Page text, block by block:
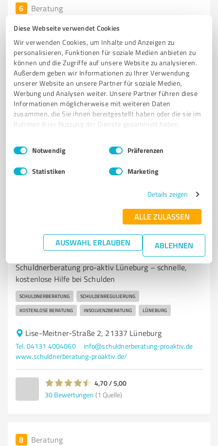
Diese Webseite verwendet Cookies
Wir verwenden Cookies, um Inhalte und Anzeigen zu
personalisieren, Funktionen für soziale Medien anbieten zu
können und die Zugriffe auf unsere Website zu analysieren.
Außerdem geben wir Informationen zu Ihrer Verwendung
unserer Website an unsere Partner für soziale Medien,
Werbung und Analysen weiter. Unsere Partner führen diese
Informationen möglicherweise mit weiteren Daten
zusammen, die Sie ihnen bereitgestellt haben oder die sie im
Rahmen Ihrer Nutzung der Dienste gesammelt haben.
Impressum Datenschutzbestimmungen
Einwilligungsauswahl
Notwendig Präferenzen
Statistiken Marketing
Details zeigen
ALLE ZULASSEN
AUSWAHL ERLAUBEN ABLEHNEN
6 Beratung
Beratung und Supervision für persönliche und
berufliche Entwicklung in Lüneburg
BERATUNG SUPERVISION COACHING MEDIATION
PAARBERATUNG WEITERBILDUNG TRANSAKTIONSANALYSE
KONFLIKTMANAGEMENT PERSÖNLICHE ENTWICKLUNG
BERUFLICHE ENTWICKLUNG
info@transaktionsanalyse-lueneburg.de
www.transaktionsanalyse-lueneburg.de/
Beratung
Schuldnerberatung pro-aktiv Lüneburg
Schuldnerberatung pro-aktiv Lüneburg – schnelle,
kostenlose Hilfe bei Schulden
SCHULDNERBERATUNG SCHULDENREGULIERUNG
KOSTENLOSE BERATUNG INSOLVENZBERATUNG LÜNEBURG
Lise-Meitner-Straße 2, 21337 Lüneburg
Tel. 04131 4004060
info@schuldnerberatung-proaktiv.de
www.schuldnerberatung-proaktiv.de/
4,70 / 5,00
30 Bewertungen (1 Quelle)
8 Beratung